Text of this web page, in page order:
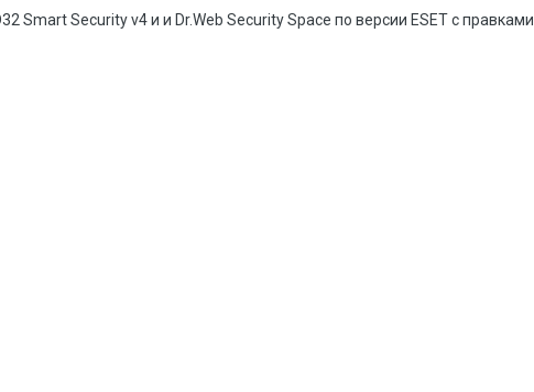
Smart Security v4 и и Dr.Web Security Space по версии ESET с правками